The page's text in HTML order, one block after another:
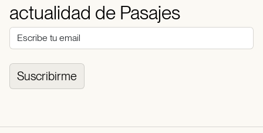
actualidad de Pasajes
Suscribirme